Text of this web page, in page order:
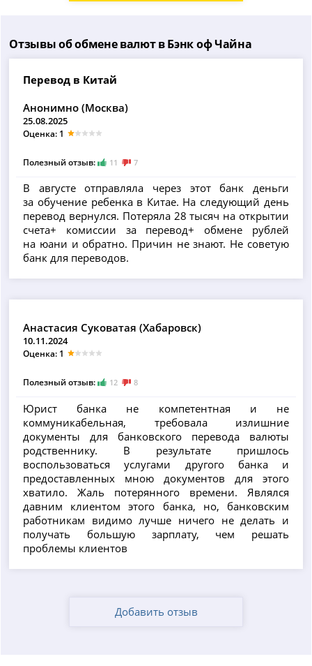
Отзывы об обмене валют в Бэнк оф Чайна
Перевод в Китай
Анонимно (Москва)
25.08.2025
Оценка: 1
Полезный отзыв: 11 7
В августе отправляла через этот банк деньги
за обучение ребенка в Китае. На следующий день
перевод вернулся. Потеряла 28 тысяч на открытии
счета+ комиссии за перевод+ обмене рублей
на юани и обратно. Причин не знают. Не советую
банк для переводов.
Анастасия Суковатая (Хабаровск)
10.11.2024
Оценка: 1
Полезный отзыв: 12 8
Юрист банка не компетентная и не
коммуникабельная, требовала излишние
документы для банковского перевода валюты
родственнику. В результате пришлось
воспользоваться услугами другого банка и
предоставленных мною документов для этого
хватило. Жаль потерянного времени. Являлся
давним клиентом этого банка, но, банковским
работникам видимо лучше ничего не делать и
получать большую зарплату, чем решать
проблемы клиентов
Добавить отзыв